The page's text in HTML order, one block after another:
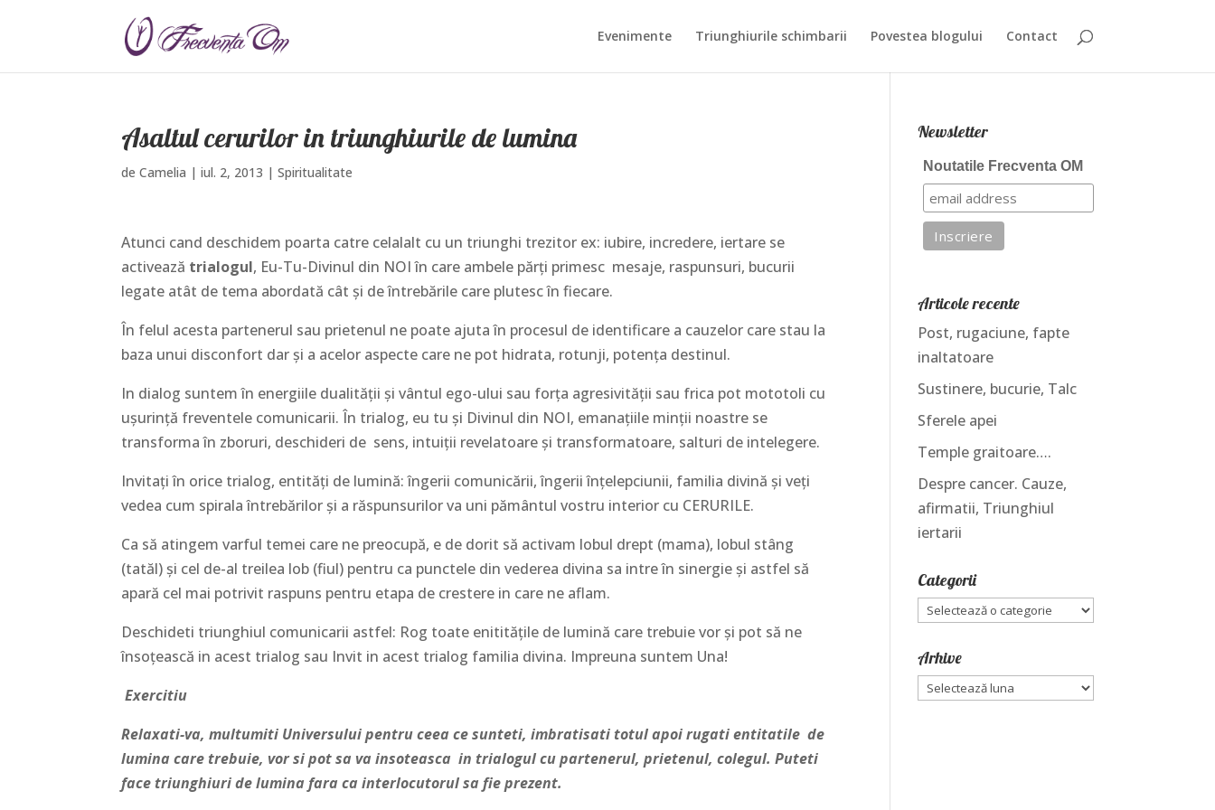
Evenimente Triunghiurile schimbarii Povestea blogului Contact
Asaltul cerurilor in triunghiurile de lumina
deCamelia |iul. 2, 2013 |Spiritualitate
Atunci cand deschidem poarta catre celalalt cu un triunghi trezitor ex: iubire, incredere, iertare se
activează trialogul, Eu-Tu-Divinul din NOI în care ambele părţi primesc mesaje, raspunsuri, bucurii
legate atât de tema abordată cât şi de întrebările care plutesc în fiecare.
În felul acesta partenerul sau prietenul ne poate ajuta în procesul de identificare a cauzelor care stau la
baza unui disconfort dar şi a acelor aspecte care ne pot hidrata, rotunji, potenţa destinul.
In dialog suntem în energiile dualităţii şi vântul ego-ului sau forţa agresivităţii sau frica pot mototoli cu
uşurinţă freventele comunicarii. În trialog, eu tu şi Divinul din NOI, emanaţiile minţii noastre se
transforma în zboruri, deschideri de sens, intuiţii revelatoare şi transformatoare, salturi de intelegere.
Invitaţi în orice trialog, entităţi de lumină: îngerii comunicării, îngerii înţelepciunii, familia divină şi veţi
vedea cum spirala întrebărilor şi a răspunsurilor va uni pământul vostru interior cu CERURILE.
Ca să atingem varful temei care ne preocupă, e de dorit să activam lobul drept (mama), lobul stâng
(tatăl) şi cel de-al treilea lob (fiul) pentru ca punctele din vederea divina sa intre în sinergie şi astfel să
apară cel mai potrivit raspuns pentru etapa de crestere in care ne aflam.
Deschideti triunghiul comunicarii astfel: Rog toate enitităţile de lumină care trebuie vor şi pot să ne
însoţească in acest trialog sau Invit in acest trialog familia divina. Impreuna suntem Una!
Exercitiu
Relaxati-va, multumiti Universului pentru ceea ce sunteti, imbratisati totul apoi rugati entitatile de
lumina care trebuie, vor si pot sa va insoteasca in trialogul cu partenerul, prietenul, colegul. Puteti
face triunghiuri de lumina fara ca interlocutorul sa fie prezent.
Newsletter
Noutatile Frecventa OM
Articole recente
Post, rugaciune, fapte
inaltatoare
Sustinere, bucurie, Talc
Sferele apei
Temple graitoare….
Despre cancer. Cauze,
afirmatii, Triunghiul
iertarii
Categorii
Categorii
Arhive
Arhive